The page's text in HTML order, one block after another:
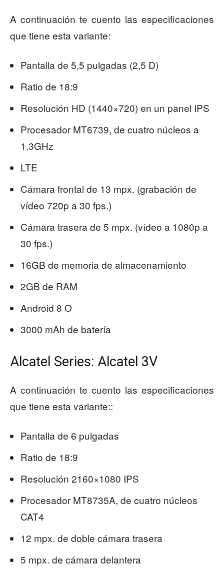
A continuación te cuento las especificaciones
que tiene esta variante:
Pantalla de 5,5 pulgadas (2,5 D)
Ratio de 18:9
Resolución HD (1440×720) en un panel IPS
Procesador MT6739, de cuatro núcleos a
1.3GHz
LTE
Cámara frontal de 13 mpx. (grabación de
vídeo 720p a 30 fps.)
Cámara trasera de 5 mpx. (vídeo a 1080p a
30 fps.)
16GB de memoria de almacenamiento
2GB de RAM
Android 8 O
3000 mAh de batería
Alcatel Series: Alcatel 3V
A continuación te cuento las especificaciones
que tiene esta variante::
Pantalla de 6 pulgadas
Ratio de 18:9
Resolución 2160×1080 IPS
Procesador MT8735A, de cuatro núcleos
CAT4
12 mpx. de doble cámara trasera
5 mpx. de cámara delantera